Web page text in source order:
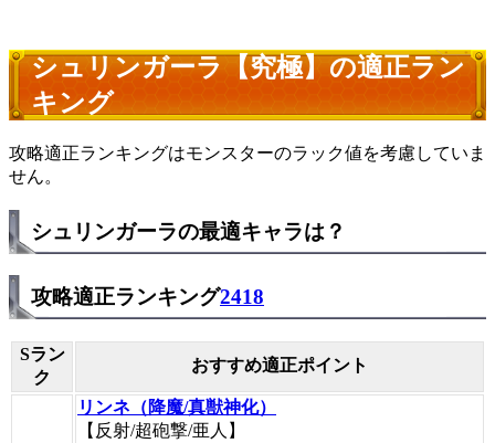
シュリンガーラ【究極】の適正ラン
キング
攻略適正ランキングはモンスターのラック値を考慮していま
せん。
シュリンガーラの最適キャラは？
攻略適正ランキング2418
Sラン
ク
おすすめ適正ポイント
リンネ（降魔/真獣神化）
【反射/超砲撃/亜人】